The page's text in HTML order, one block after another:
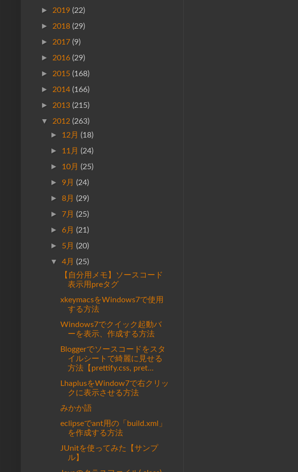
► 2019 (22)
► 2018 (29)
► 2017 (9)
► 2016 (29)
► 2015 (168)
► 2014 (166)
► 2013 (215)
▼ 2012 (263)
► 12月 (18)
► 11月 (24)
► 10月 (25)
► 9月 (24)
►8月 (29)
► 7月 (25)
► 6月 (21)
► 5月 (20)
▼ 4月 (25)
【自分用メモ】ソースコード
表示用preタグ
xkeymacsをWindows7で使用
する方法
Windows7でクイック起動バ
ーを表示、作成する方法
Bloggerでソースコードをスタ
イルシートで綺麗に見せる
方法【prettify.css, pret...
LhaplusをWindow7で右クリッ
クに表示させる方法
みかか語
eclipseでant用の「build.xml」
を作成する方法
JUnitを使ってみた【サンプ
ル】